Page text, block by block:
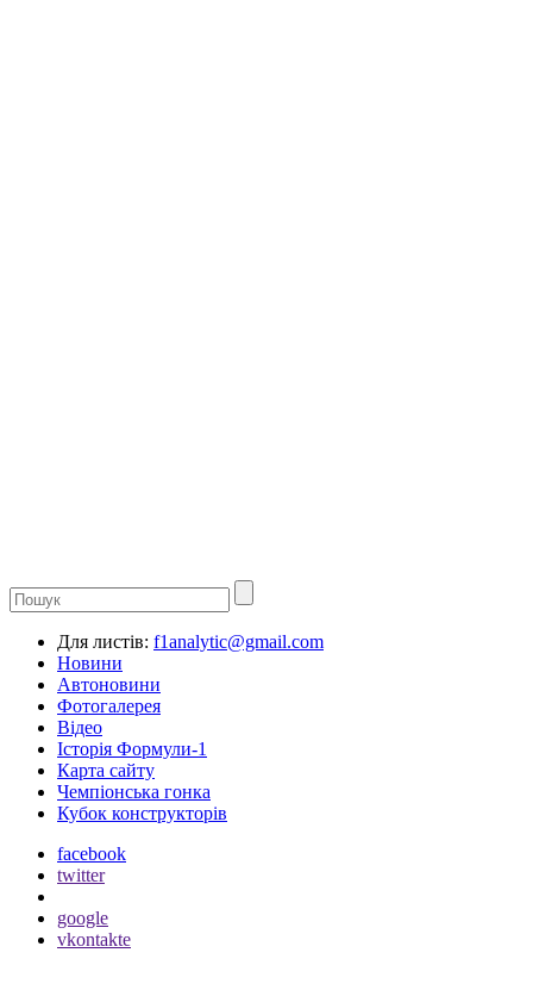
Для листів: f1analytic@gmail.com
Новини
Автоновини
Фотогалерея
Відео
Історія Формули-1
Карта сайту
Чемпіонська гонка
Кубок конструкторів
facebook
twitter
google
vkontakte